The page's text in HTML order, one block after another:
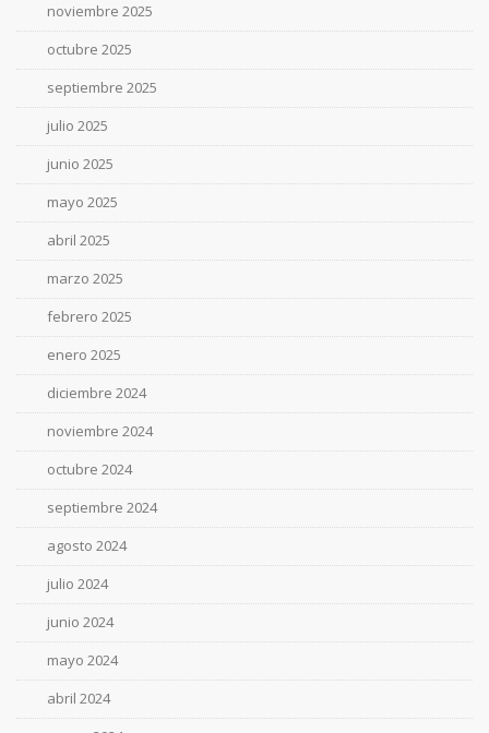
noviembre 2025
octubre 2025
septiembre 2025
julio 2025
junio 2025
mayo 2025
abril 2025
marzo 2025
febrero 2025
enero 2025
diciembre 2024
noviembre 2024
octubre 2024
septiembre 2024
agosto 2024
julio 2024
junio 2024
mayo 2024
abril 2024